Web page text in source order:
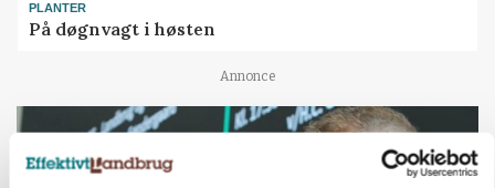
PLANTER
På døgnvagt i høsten
Annonce